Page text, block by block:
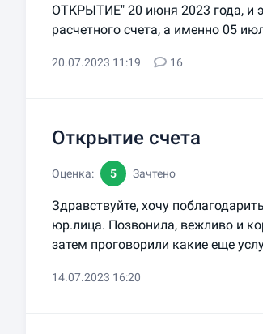
ОТКРЫТИЕ" 20 июня 2023 года, и
расчетного счета, а именно 05
20.07.2023 11:19 16
Открытие счета
Оценка: 5 Зачтено
Здравствуйте, хочу
юр.лица. Позвонила, вежливо и
затем проговорили какие еще
14.07.2023 16:20